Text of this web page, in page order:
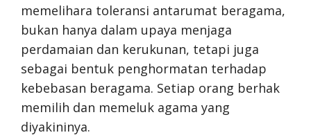
memelihara toleransi antarumat beragama,
bukan hanya dalam upaya menjaga
perdamaian dan kerukunan, tetapi juga
sebagai bentuk penghormatan terhadap
kebebasan beragama. Setiap orang berhak
memilih dan memeluk agama yang
diyakininya.